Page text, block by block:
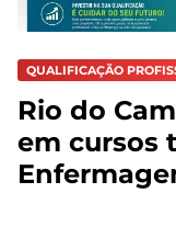
QUALIFICAÇÃO
Rio do
em cursos